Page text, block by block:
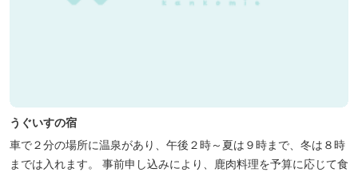
うぐいすの宿
車で２分の場所に温泉があり、午後２時～夏は９時まで、冬は８時
までは入れます。 事前申し込みにより、鹿肉料理を予算に応じて食